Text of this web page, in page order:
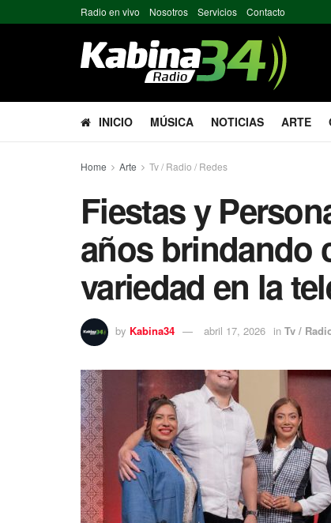
Radio en vivo Nosotros Servicios Contacto
INICIO MÚSICA NOTICIAS ARTE
Home Arte Tv / Radio / Redes
Fiestas y
años brindando
variedad en la
by Kabina34 abril 17, 2026 in Tv /